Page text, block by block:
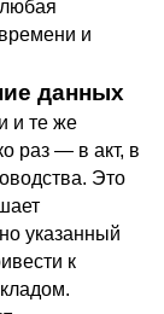
и
данных
и те же
раз — в акт, в
Это
указанный
к